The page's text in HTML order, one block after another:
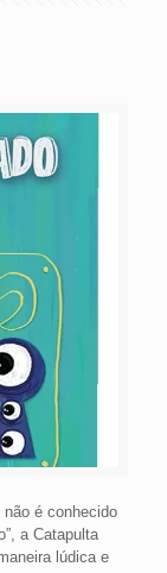
é conhecido
a Catapulta
lúdica e